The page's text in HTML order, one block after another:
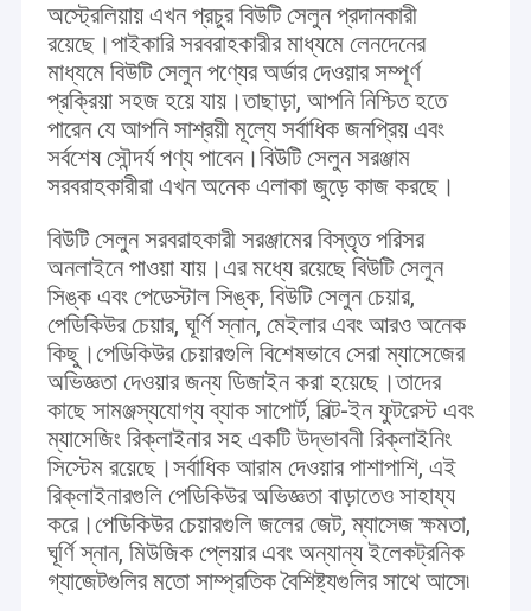
অস্ট্রেলিয়ায় এখন প্রচুর বিউটি সেলুন প্রদানকারী
রয়েছে।পাইকারি সরবরাহকারীর মাধ্যমে লেনদেনের
মাধ্যমে বিউটি সেলুন পণ্যের অর্ডার দেওয়ার সম্পূর্ণ
প্রক্রিয়া সহজ হয়ে যায়।তাছাড়া, আপনি নিশ্চিত হতে
পারেন যে আপনি সাশ্রয়ী মূল্যে সর্বাধিক জনপ্রিয় এবং
সর্বশেষ সৌন্দর্য পণ্য পাবেন।বিউটি সেলুন সরঞ্জাম
সরবরাহকারীরা এখন অনেক এলাকা জুড়ে কাজ করছে।
বিউটি সেলুন সরবরাহকারী সরঞ্জামের বিস্তৃত পরিসর
অনলাইনে পাওয়া যায়।এর মধ্যে রয়েছে বিউটি সেলুন
সিঙ্ক এবং পেডেস্টাল সিঙ্ক, বিউটি সেলুন চেয়ার,
পেডিকিউর চেয়ার, ঘূর্ণি স্নান, মেইলার এবং আরও অনেক
কিছু।পেডিকিউর চেয়ারগুলি বিশেষভাবে সেরা ম্যাসেজের
অভিজ্ঞতা দেওয়ার জন্য ডিজাইন করা হয়েছে।তাদের
কাছে সামঞ্জস্যযোগ্য ব্যাক সাপোর্ট, বিল্ট-ইন ফুটরেস্ট এবং
ম্যাসেজিং রিক্লাইনার সহ একটি উদ্ভাবনী রিক্লাইনিং
সিস্টেম রয়েছে।সর্বাধিক আরাম দেওয়ার পাশাপাশি, এই
রিক্লাইনারগুলি পেডিকিউর অভিজ্ঞতা বাড়াতেও সাহায্য
করে।পেডিকিউর চেয়ারগুলি জলের জেট, ম্যাসেজ ক্ষমতা,
ঘূর্ণি স্নান, মিউজিক প্লেয়ার এবং অন্যান্য ইলেকট্রনিক
গ্যাজেটগুলির মতো সাম্প্রতিক বৈশিষ্ট্যগুলির সাথে আসে৷